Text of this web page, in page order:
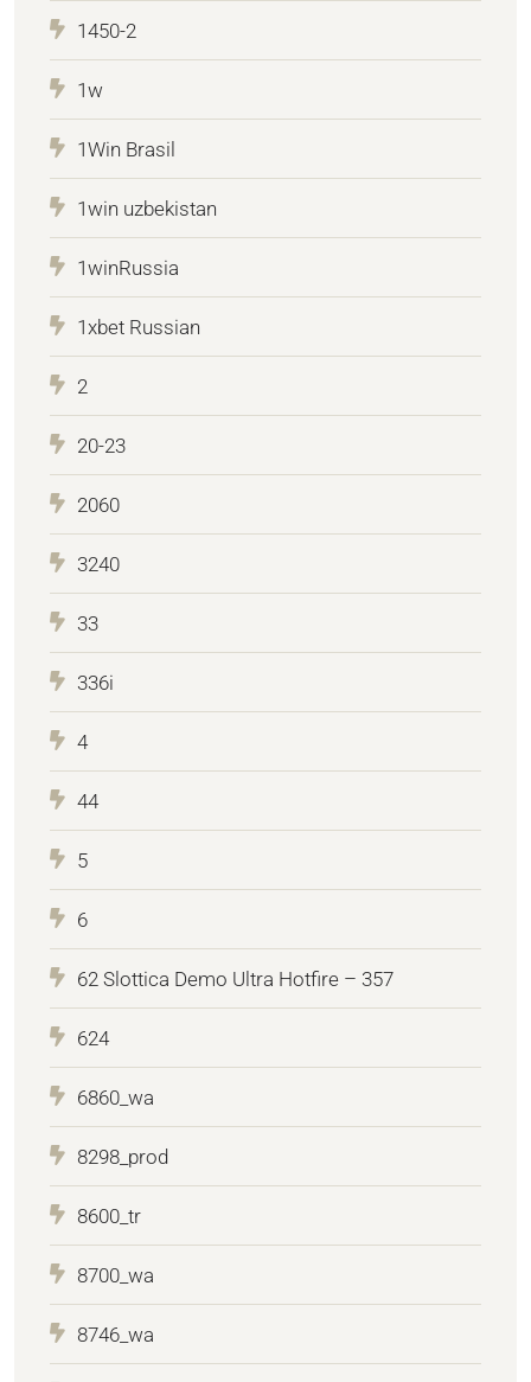
1450-2
1w
1Win Brasil
1win uzbekistan
1winRussia
1xbet Russian
2
20-23
2060
3240
33
336i
4
44
5
6
62 Slottica Demo Ultra Hotfire – 357
624
6860_wa
8298_prod
8600_tr
8700_wa
8746_wa